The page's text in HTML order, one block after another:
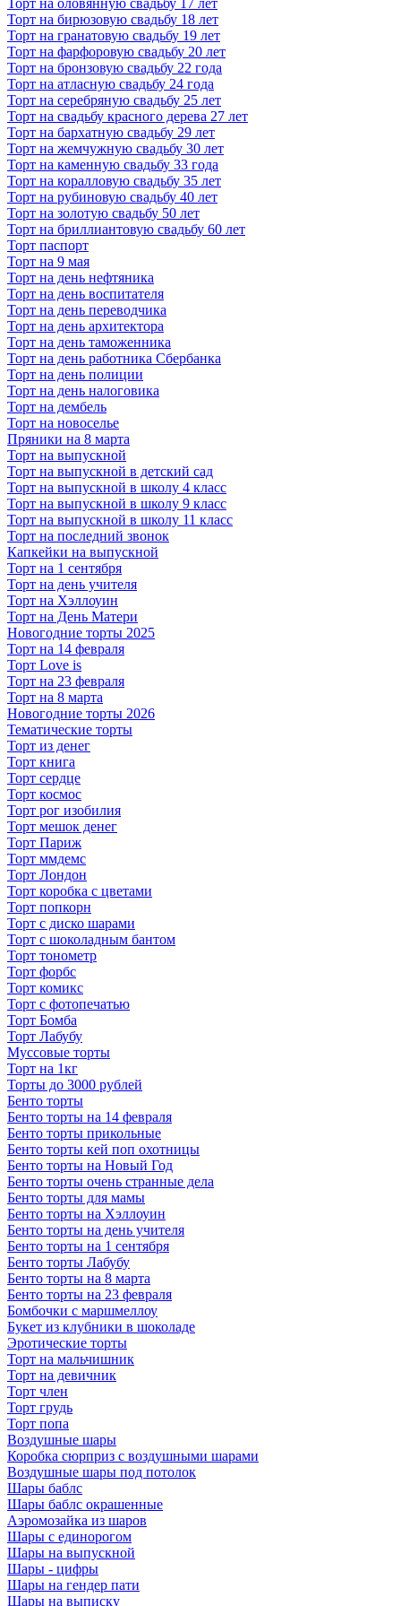
Торт на оловянную свадьбу 17 лет
Торт на бирюзовую свадьбу 18 лет
Торт на гранатовую свадьбу 19 лет
Торт на фарфоровую свадьбу 20 лет
Торт на бронзовую свадьбу 22 года
Торт на атласную свадьбу 24 года
Торт на серебряную свадьбу 25 лет
Торт на свадьбу красного дерева 27 лет
Торт на бархатную свадьбу 29 лет
Торт на жемчужную свадьбу 30 лет
Торт на каменную свадьбу 33 года
Торт на коралловую свадьбу 35 лет
Торт на рубиновую свадьбу 40 лет
Торт на золотую свадьбу 50 лет
Торт на бриллиантовую свадьбу 60 лет
Торт паспорт
Торт на 9 мая
Торт на день нефтяника
Торт на день воспитателя
Торт на день переводчика
Торт на день архитектора
Торт на день таможенника
Торт на день работника Сбербанка
Торт на день полиции
Торт на день налоговика
Торт на дембель
Торт на новоселье
Пряники на 8 марта
Торт на выпускной
Торт на выпускной в детский сад
Торт на выпускной в школу 4 класс
Торт на выпускной в школу 9 класс
Торт на выпускной в школу 11 класс
Торт на последний звонок
Капкейки на выпускной
Торт на 1 сентября
Торт на день учителя
Торт на Хэллоуин
Торт на День Матери
Новогодние торты 2025
Торт на 14 февраля
Торт Love is
Торт на 23 февраля
Торт на 8 марта
Новогодние торты 2026
Тематические торты
Торт из денег
Торт книга
Торт сердце
Торт космос
Торт рог изобилия
Торт мешок денег
Торт Париж
Торт ммдемс
Торт Лондон
Торт коробка с цветами
Торт попкорн
Торт с диско шарами
Торт с шоколадным бантом
Торт тонометр
Торт форбс
Торт комикс
Торт с фотопечатью
Торт Бомба
Торт Лабубу
Муссовые торты
Торт на 1кг
Торты до 3000 рублей
Бенто торты
Бенто торты на 14 февраля
Бенто торты прикольные
Бенто торты кей поп охотницы
Бенто торты на Новый Год
Бенто торты очень странные дела
Бенто торты для мамы
Бенто торты на Хэллоуин
Бенто торты на день учителя
Бенто торты на 1 сентября
Бенто торты Лабубу
Бенто торты на 8 марта
Бенто торты на 23 февраля
Бомбочки с маршмеллоу
Букет из клубники в шоколаде
Эротические торты
Торт на мальчишник
Торт на девичник
Торт член
Торт грудь
Торт попа
Воздушные шары
Коробка сюрприз с воздушными шарами
Воздушные шары под потолок
Шары баблс
Шары баблс окрашенные
Аэромозайка из шаров
Шары с единорогом
Шары на выпускной
Шары - цифры
Шары на гендер пати
Шары на выписку